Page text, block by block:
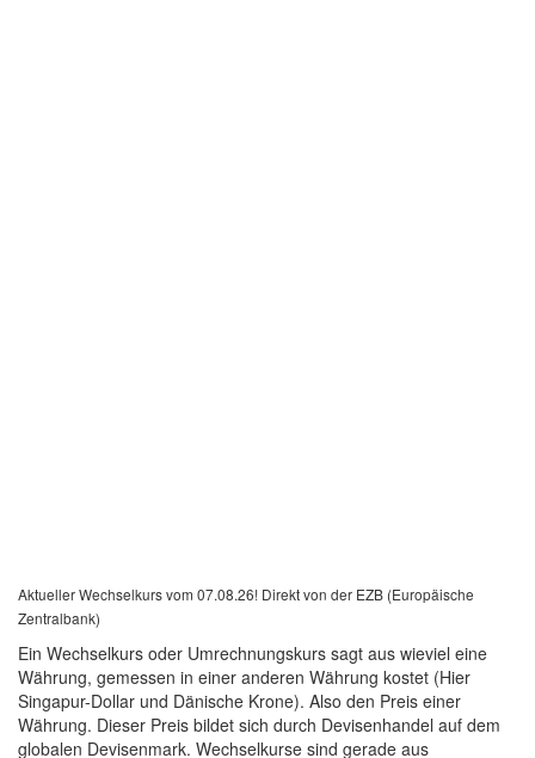
Aktueller Wechselkurs vom 07.08.26! Direkt von der EZB (Europäische
Zentralbank)
Ein Wechselkurs oder Umrechnungskurs sagt aus wieviel eine
Währung, gemessen in einer anderen Währung kostet (Hier
Singapur-Dollar und Dänische Krone). Also den Preis einer
Währung. Dieser Preis bildet sich durch Devisenhandel auf dem
globalen Devisenmark. Wechselkurse sind gerade aus